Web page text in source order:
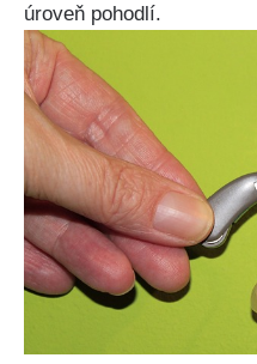
úroveň pohodlí.